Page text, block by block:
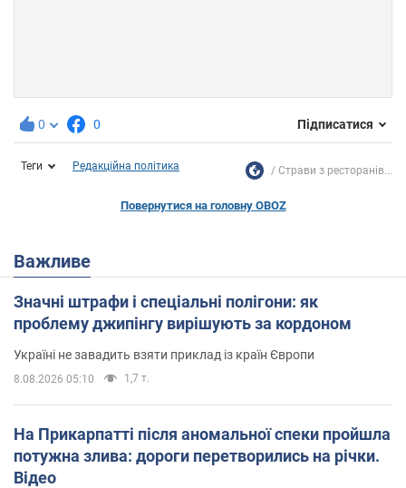
0 0 Підписатися
Теги Редакційна політика Страви з ресторанів...
Повернутися на головну OBOZ
Важливе
Значні штрафи і спеціальні полігони: як
проблему джипінгу вирішують за кордоном
Україні не завадить взяти приклад із країн Європи
8.08.2026 05:10 1,7 т.
На Прикарпатті після аномальної спеки пройшла
потужна злива: дороги перетворились на річки.
Відео